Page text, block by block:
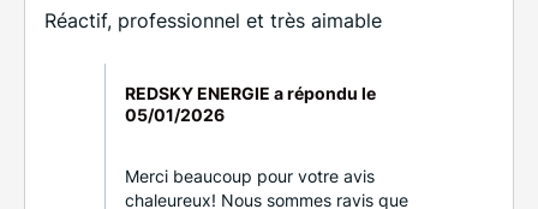
Réactif, professionnel et très aimable
REDSKY ENERGIE a répondu le
05/01/2026
Merci beaucoup pour votre avis
chaleureux! Nous sommes ravis que